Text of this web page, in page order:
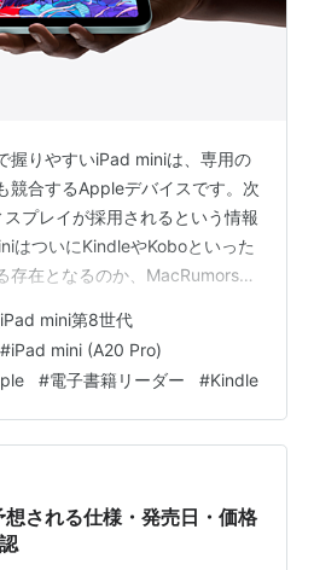
握りやすいiPad miniは、専用の
競合するAppleデバイスです。次
プレイが採用されるという情報
はついにKindleやKoboといった
存在となるのか、MacRumorsが
mini第8世代
#iPad mini (A20 Pro)
#電子書籍リーダー #Kindle
される仕様・発売日・価格